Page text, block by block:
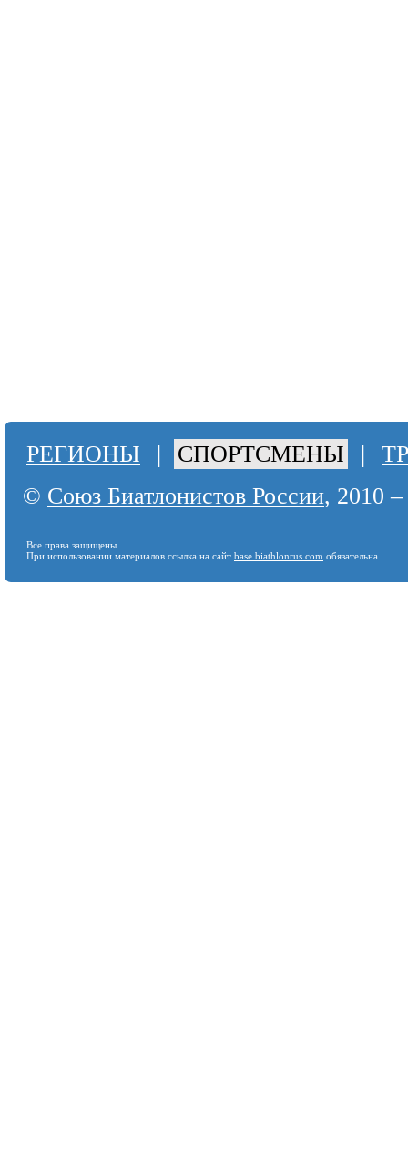
РЕГИОНЫ | СПОРТСМЕНЫ |
© Союз Биатлонистов России, 2010
Все права защищены.
При использовании материалов ссылка на сайт base.biathlonrus.com обязательна.